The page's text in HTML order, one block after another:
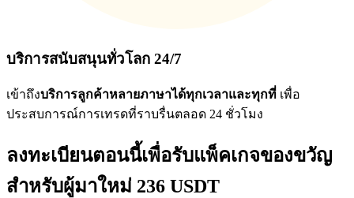
บริการสนับสนุนทั่วโลก 24/7
เข้าถึงบริการลูกค้าหลายภาษาได้ทุกเวลาและทุกที่ เพื่อ
ประสบการณ์การเทรดที่ราบรื่นตลอด 24 ชั่วโมง
ลงทะเบียนตอนนี้เพื่อรับแพ็คเกจของขวัญ
สำหรับผู้มาใหม่ 236 USDT